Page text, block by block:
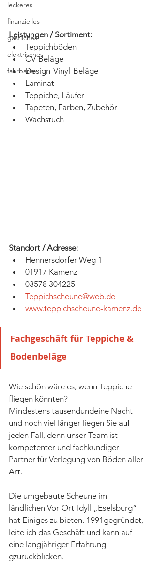
leckeres
finanzielles
gastliches
elektrisches
fahrbares
Leistungen / Sortiment:
Teppichböden
CV-Beläge
Design-Vinyl-Beläge
Laminat
Teppiche, Läufer
Tapeten, Farben, Zubehör
Wachstuch
Standort / Adresse:
Hennersdorfer Weg 1
01917 Kamenz
03578 304225
Teppichscheune@web.de
www.teppichscheune-kamenz.de
Fachgeschäft für Teppiche &
Bodenbeläge
Wie schön wäre es, wenn Teppiche
fliegen könnten?
Mindestens tausendundeine Nacht
und noch viel länger liegen Sie auf
jeden Fall, denn unser Team ist
kompetenter und fachkundiger
Partner für Verlegung von Böden aller
Art.
Die umgebaute Scheune im
ländlichen Vor-Ort-Idyll „Eselsburg“
hat Einiges zu bieten. 1991gegründet,
leite ich das Geschäft und kann auf
eine langjähriger Erfahrung
gzurückblicken.